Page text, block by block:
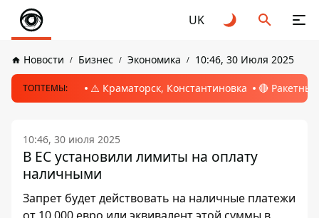
UK
Новости Бизнес Экономика 10:46, 30 Июля 2025
ТОПТЕМЫ: ⚠️ Краматорск, Константиновка 🔴
10:46, 30 июля 2025
В ЕС установили лимиты на оплату
наличными
Запрет будет действовать на наличные платежи